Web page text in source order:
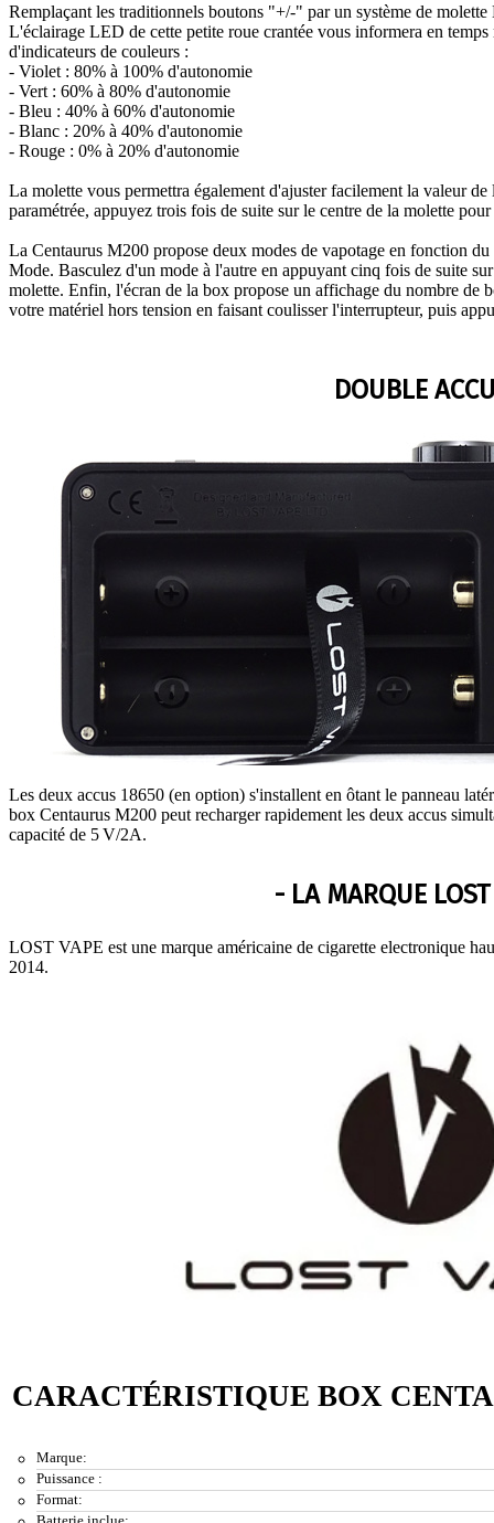
Remplaçant les traditionnels boutons "+/-" par un système de
L'éclairage LED de cette petite roue crantée vous informera en
d'indicateurs de couleurs :
- Violet : 80% à 100% d'autonomie
- Vert : 60% à 80% d'autonomie
- Bleu : 40% à 60% d'autonomie
- Blanc : 20% à 40% d'autonomie
- Rouge : 0% à 20% d'autonomie
La molette vous permettra également d'ajuster facilement la valeur
paramétrée, appuyez trois fois de suite sur le centre de la molette
La Centaurus M200 propose deux modes de vapotage en fonction
Mode. Basculez d'un mode à l'autre en appuyant cinq fois de suite
molette. Enfin, l'écran de la box propose un affichage du nombre de
votre matériel hors tension en faisant coulisser l'interrupteur, puis
DOUBLE
Les deux accus 18650 (en option) s'installent en ôtant le panneau
box Centaurus M200 peut recharger rapidement les deux accus
capacité de 5 V/2A.
- LA MARQUE
LOST VAPE est une marque américaine de cigarette electronique
2014.
CARACTÉRISTIQUE BOX
Marque:
Puissance :
Format: